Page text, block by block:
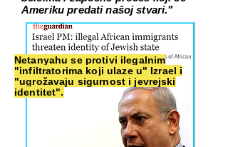
Ameriku predati našoj stvari."
Netanyahu se protivi ilegalnim
"infiltratorima koji ulaze u" Izrael i
"ugrožavaju sigurnost i jevrejski
identitet".